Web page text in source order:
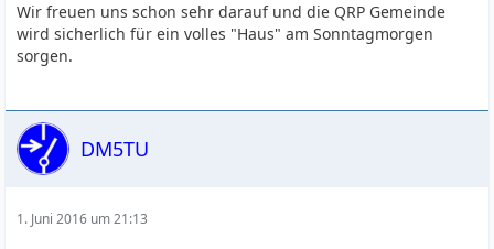
Wir freuen uns schon sehr darauf und die QRP Gemeinde
wird sicherlich für ein volles "Haus" am Sonntagmorgen
sorgen.
DM5TU
1. Juni 2016 um 21:13